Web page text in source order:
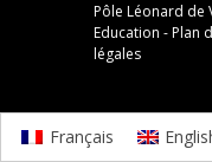
Pôle Léonard de
Education -Plan
légales
Français